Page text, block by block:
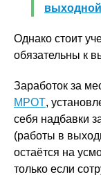
Однако стоит
обязательны к
Заработок за
МРОТ,
себя надбавки
(работы в
остаётся на
только если